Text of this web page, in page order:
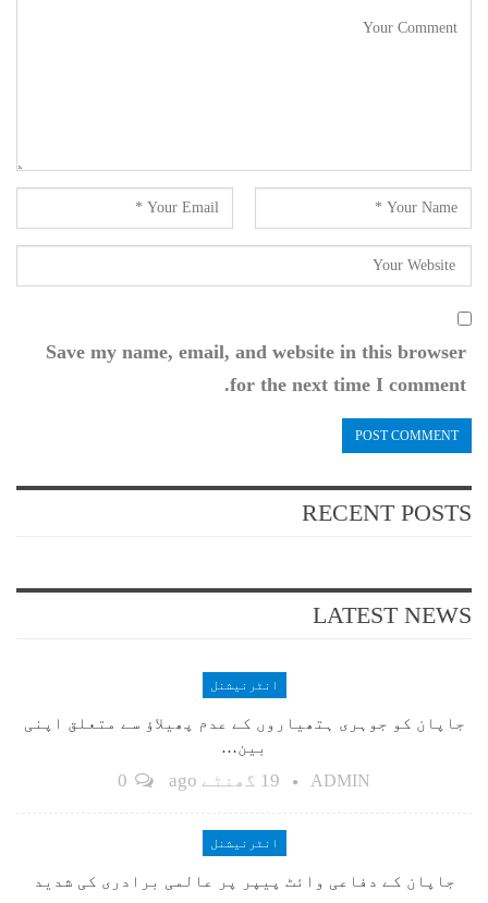
Save my name, email, and website in this browser
for the next time I comment.
RECENT POSTS
LATEST NEWS
انٹرنیشنل
جاپان کو جوہری ہتھیاروں کے عدم پھیلاؤ سے متعلق اپنی
بین…
ADMIN 19 گھنٹے ago
انٹرنیشنل
جاپان کے دفاعی وائٹ پیپر پر عالمی برادری کی شدید